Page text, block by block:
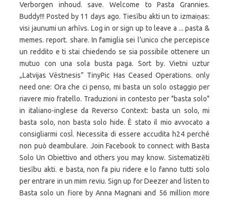
Verborgen inhoud. save. Welcome to Pasta Grannies.
Buddy!!! Posted by 11 days ago. Tiesību akti un to izmaiņas:
visi jaunumi un arhīvs. Log in or sign up to leave a ... pasta &
memes. report. share. In famiglia sei l’unico che percepisce
un reddito e ti stai chiedendo se sia possibile ottenere un
mutuo con una sola busta paga. Sort by. Vietni uztur
„Latvijas Vēstnesis” TinyPic Has Ceased Operations. only
need one: Ora che ci penso, mi basta un solo ostaggio per
riavere mio fratello. Traduzioni in contesto per "basta solo"
in italiano-inglese da Reverso Context: basta un solo, mi
basta solo, non basta solo hide. È stato il mio avvocato a
consigliarmi cosÌ. Necessita di essere accudita h24 perché
non può deambulare. Join Facebook to connect with Basta
Solo Un Obiettivo and others you may know. Sistematizēti
tiesību akti. e basta, non fa piu ridere e lo fanno tutti solo
per entrare in un mim reviu. Sign up for Deezer and listen to
Basta solo un fiore by Anna Magnani and 56 million more